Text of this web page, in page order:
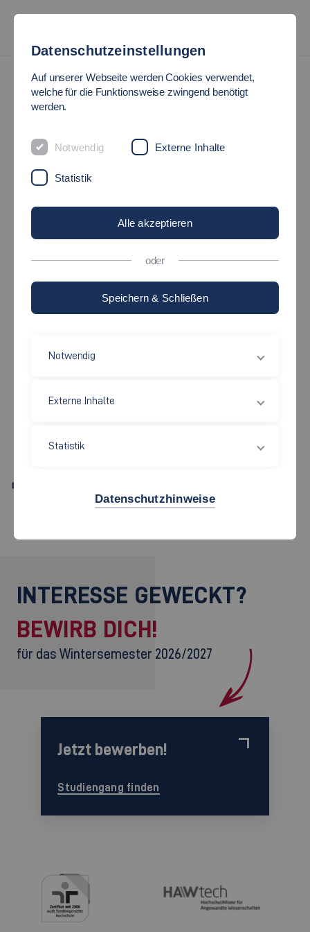
Wirtschaft und Technik
INTERESSE GEWECKT?
BEWIRB DICH!
für das Wintersemester 2026/2027
Jetzt bewerben!
Studiengang finden
Datenschutzeinstellungen
Auf unserer Webseite werden Cookies verwendet,
welche für die Funktionsweise zwingend benötigt
werden.
Notwendig Externe Inhalte
Statistik
Alle akzeptieren
oder
Speichern & Schließen
Notwendig
Externe Inhalte
Statistik
Datenschutzhinweise